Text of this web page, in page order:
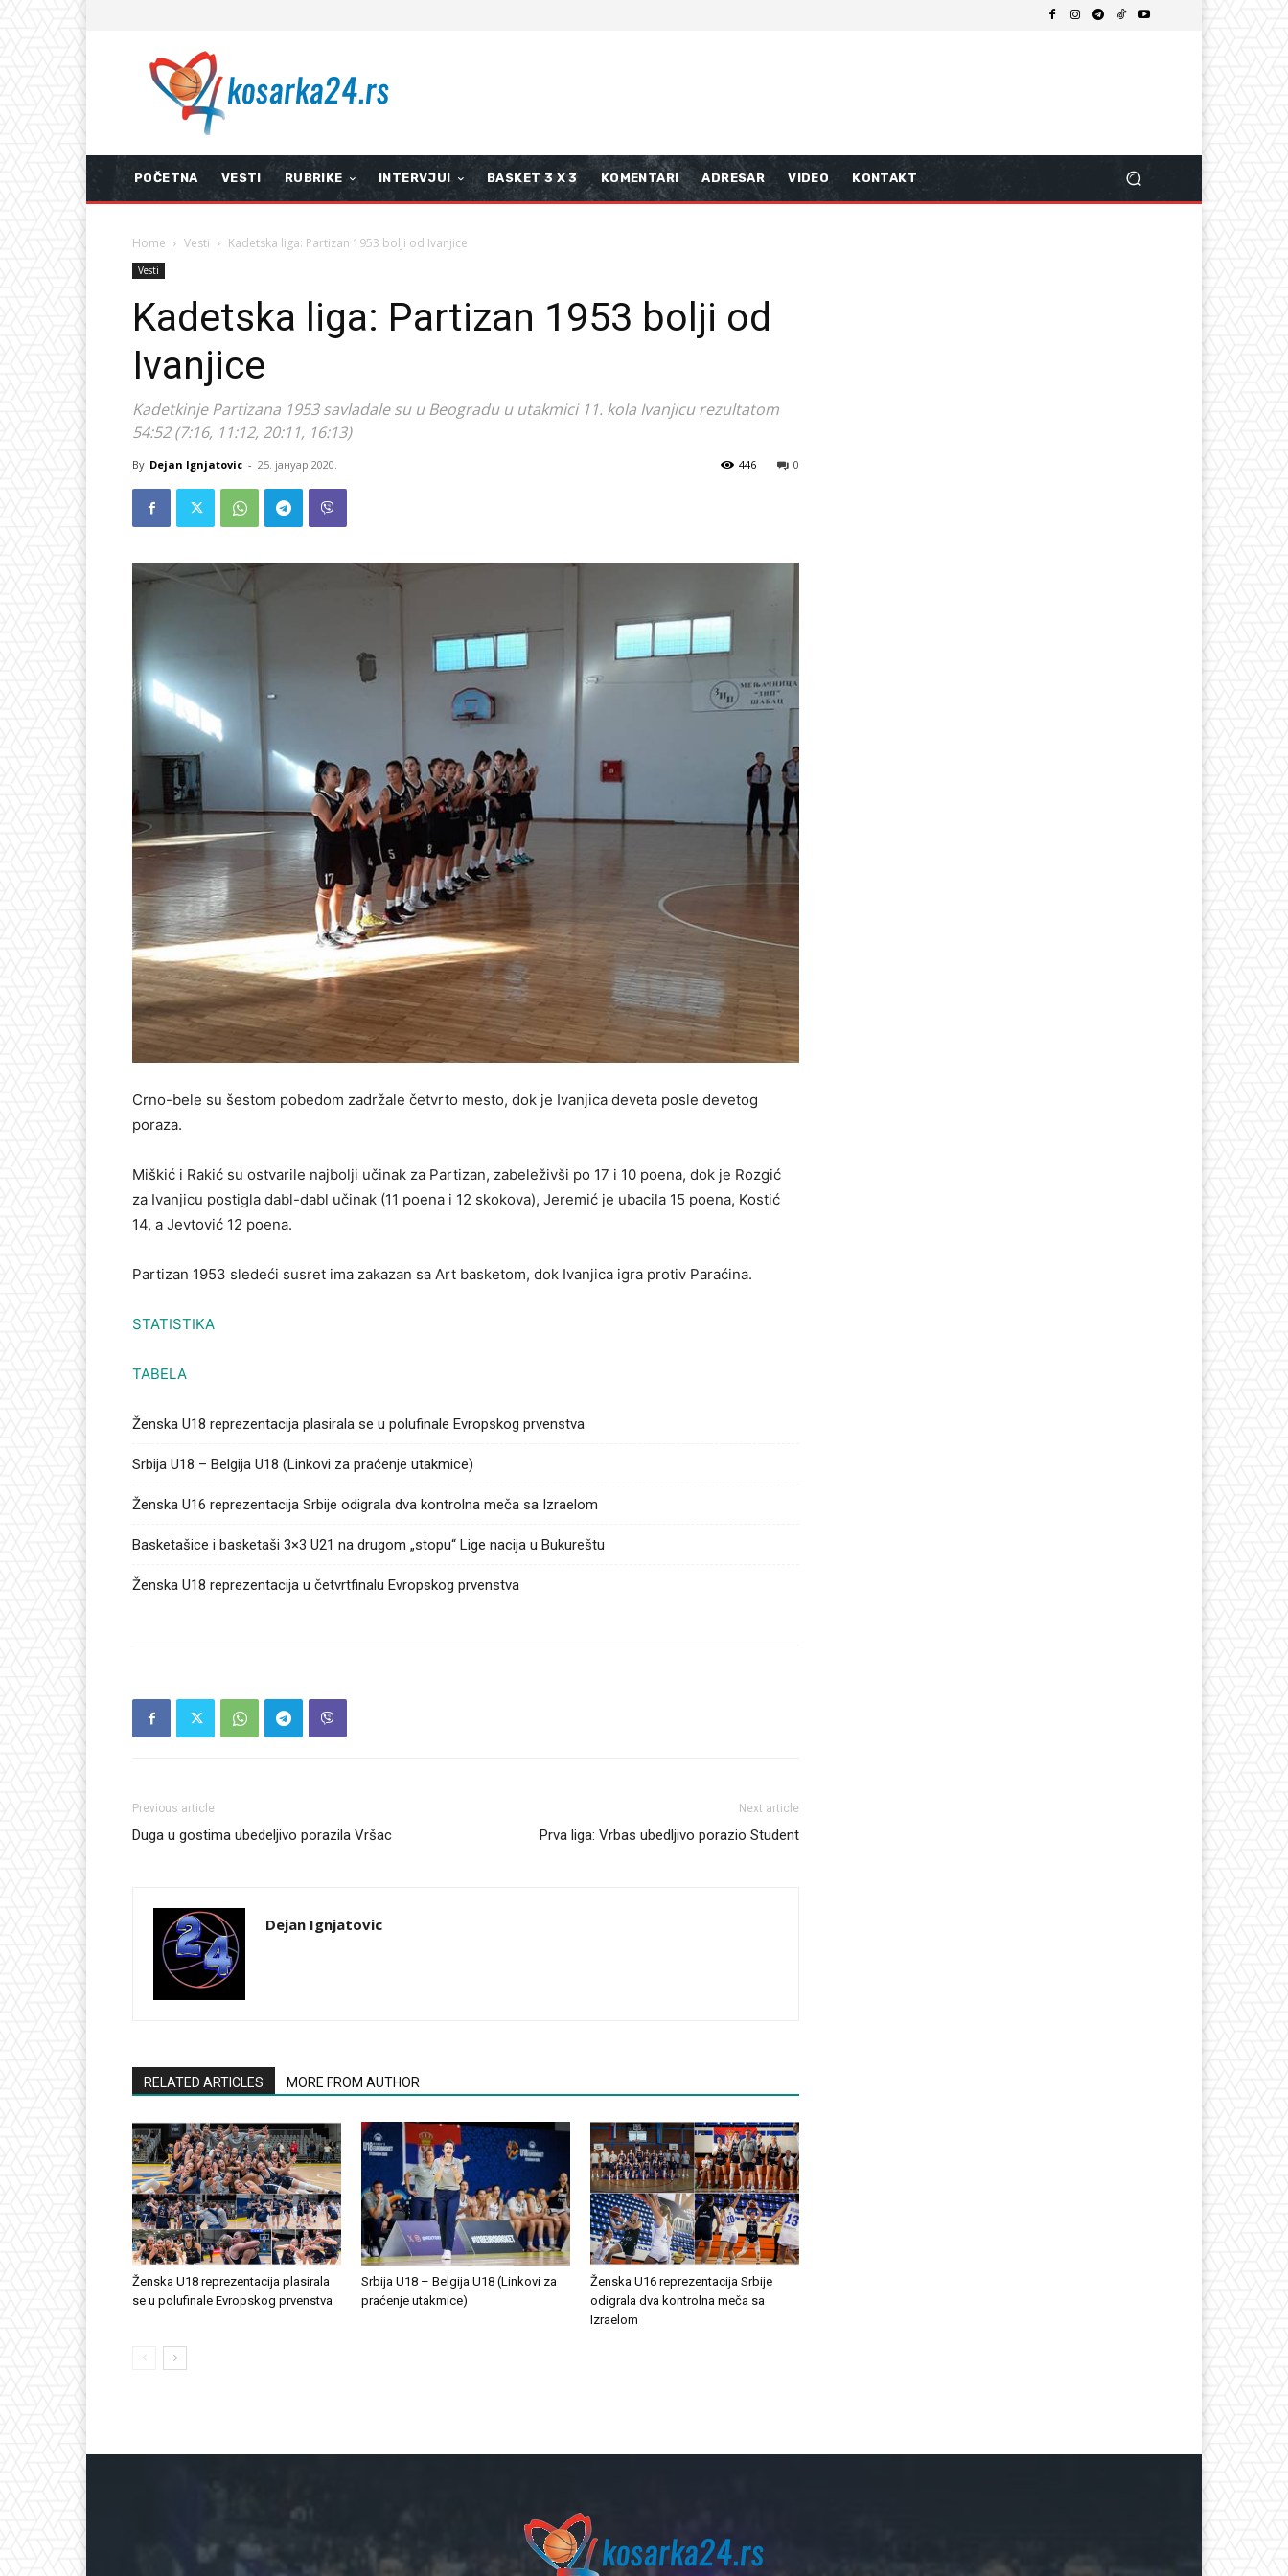
POČETNA VESTI RUBRIKE INTERVJUI BASKET 3 X 3 KOMENTARI ADRESAR VIDEO KONTAKT
Home Vesti Kadetska liga: Partizan 1953 bolji od Ivanjice
Vesti
Kadetska liga: Partizan 1953 bolji od
Ivanjice
Kadetkinje Partizana 1953 savladale su u Beogradu u utakmici 11. kola Ivanjicu rezultatom
54:52 (7:16, 11:12, 20:11, 16:13)
By Dejan Ignjatovic - 25. јануар 2020. 0
446
Crno-bele su šestom pobedom zadržale četvrto mesto, dok je Ivanjica deveta posle devetog
poraza.
Miškić i Rakić su ostvarile najbolji učinak za Partizan, zabeleživši po 17 i 10 poena, dok je Rozgić
za Ivanjicu postigla dabl-dabl učinak (11 poena i 12 skokova), Jeremić je ubacila 15 poena, Kostić
14, a Jevtović 12 poena.
Partizan 1953 sledeći susret ima zakazan sa Art basketom, dok Ivanjica igra protiv Paraćina.
STATISTIKA
TABELA
Ženska U18 reprezentacija plasirala se u polufinale Evropskog prvenstva
Srbija U18 – Belgija U18 (Linkovi za praćenje utakmice)
Ženska U16 reprezentacija Srbije odigrala dva kontrolna meča sa Izraelom
Basketašice i basketaši 3×3 U21 na drugom „stopu“ Lige nacija u Bukureštu
Ženska U18 reprezentacija u četvrtfinalu Evropskog prvenstva
Previous article
Duga u gostima ubedeljivo porazila Vršac
Next article
Prva liga: Vrbas ubedljivo porazio Student
Dejan Ignjatovic
RELATED ARTICLES MORE FROM AUTHOR
Ženska U18 reprezentacija plasirala
se u polufinale Evropskog prvenstva
Srbija U18 – Belgija U18 (Linkovi za
praćenje utakmice)
Ženska U16 reprezentacija Srbije
odigrala dva kontrolna meča sa
Izraelom